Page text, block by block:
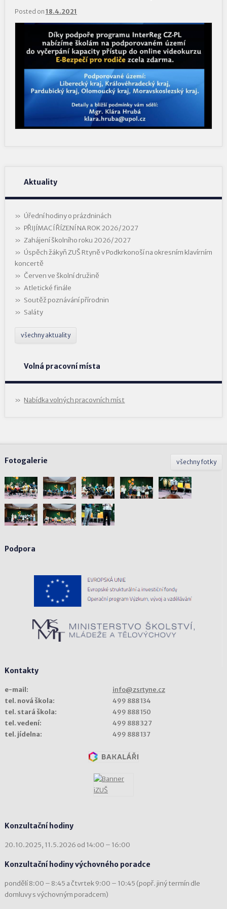
Posted on 18.4.2021
Aktuality
Úřední hodiny o prázdninách
PŘIJÍMACÍ ŘÍZENÍ NA ROK 2026/2027
Zahájení školního roku 2026/2027
Úspěch žákyň ZUŠ Rtyně v Podkrkonoší na okresním klavírním
koncertě
Červen ve školní družině
Atletické finále
Soutěž poznávání přírodnin
Saláty
všechny aktuality
Volná pracovní místa
Nabídka volných pracovních míst
všechny fotky
Fotogalerie
Podpora
Kontakty
e-mail:
info@zsrtyne.cz
tel. nová škola:
499 888 134
tel. stará škola:
499 888 150
tel. vedení:
499 888 327
tel. jídelna:
499 888 137
Konzultační hodiny
20.10.2025, 11.5.2026 od 14:00 – 16:00
Konzultační hodiny výchovného poradce
pondělí 8:00 – 8:45 a čtvrtek 9:00 – 10:45 (popř. jiný termín dle
domluvy s výchovným poradcem)